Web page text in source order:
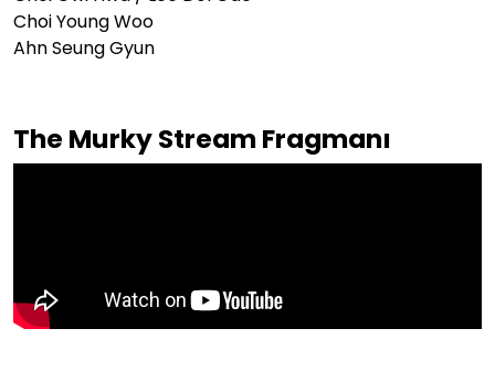
Choi Young Woo
Ahn Seung Gyun
The Murky Stream Fragmanı